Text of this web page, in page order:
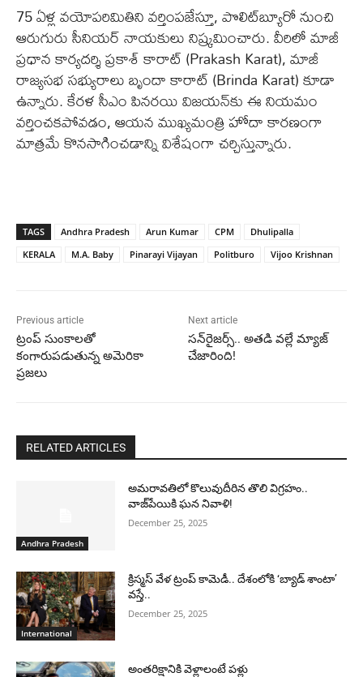
75 ఏళ్ల వయోపరిమితిని వర్తింపజేస్తూ, పొలిట్‌బ్యూరో నుంచి
ఆరుగురు సీనియర్‌ నాయకులు నిష్క్రమించారు. వీరిలో మాజీ
ప్రధాన కార్యదర్శి ప్రకాశ్‌ కారాట్‌ (Prakash Karat), మాజీ
రాజ్యసభ సభ్యురాలు బృందా కారాట్‌ (Brinda Karat) కూడా
ఉన్నారు. కేరళ సీఎం పినరయి విజయన్‌కు ఈ నియమం
వర్తించకపోవడం, ఆయన ముఖ్యమంత్రి హోదా కారణంగా
మాత్రమే కొనసాగించడాన్ని విశేషంగా చర్చిస్తున్నారు.
TAGS Andhra Pradesh Arun Kumar CPM
Dhulipalla
KERALA
M.A. Baby Pinarayi Vijayan Politburo Vijoo Krishnan
Previous article
ట్రంప్ సుంకాలతో
కంగారుపడుతున్న అమెరికా
ప్రజలు
Next article
సన్‌రైజర్స్.. అతడి వల్లే మ్యాజ్
చేజారింది!
RELATED ARTICLES
Andhra Pradesh
అమరావతిలో కొలువుదీరిన తొలి విగ్రహం..
వాజ్‌పేయికి ఘన నివాళి!
December 25, 2025
International
క్రిస్మస్ వేళ ట్రంప్ కామెడీ.. దేశంలోకి ‘బ్యాడ్ శాంటా’
వస్తే..
December 25, 2025
అంతరిక్షానికి వెళ్లాలంటే పళ్లు